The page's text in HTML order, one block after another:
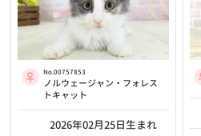
No.00757853
ノルウェージャン・フォレス
トキャット
2026年02月25日生まれ